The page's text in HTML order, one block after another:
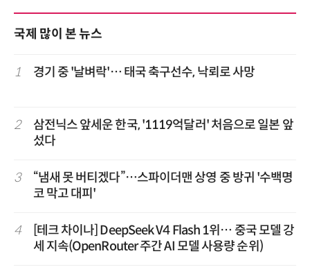
국제 많이 본 뉴스
1 경기 중 '날벼락'… 태국 축구선수, 낙뢰로 사망
2
삼전닉스 앞세운 한국, '1119억달러' 처음으로 일본 앞
섰다
3
“냄새 못 버티겠다”…스파이더맨 상영 중 방귀 '수백명
코 막고 대피'
4
[테크 차이나] DeepSeek V4 Flash 1위… 중국 모델 강
세 지속(OpenRouter 주간 AI 모델 사용량 순위)